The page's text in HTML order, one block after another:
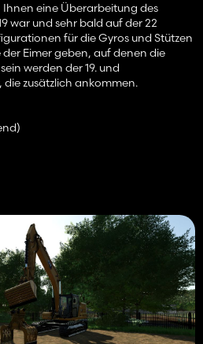
eine Überarbeitung des
war und sehr bald auf der 22
für die Gyros und Stützen
Eimer geben, auf denen die
werden der 19. und
die zusätzlich ankommen.